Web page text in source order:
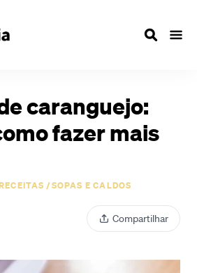
caranguejo:
fazer mais
/SOPAS E CALDOS
Compartilhar